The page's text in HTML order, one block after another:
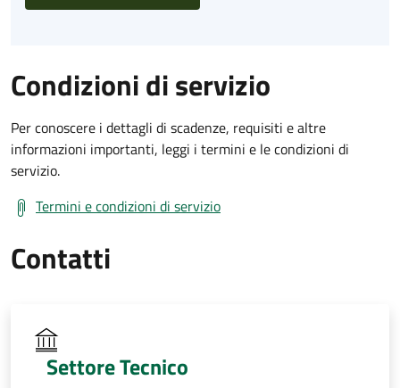
Condizioni di servizio
Per conoscere i dettagli di scadenze, requisiti e altre
informazioni importanti, leggi i termini e le condizioni di
servizio.
Termini e condizioni di servizio
Contatti
Settore Tecnico